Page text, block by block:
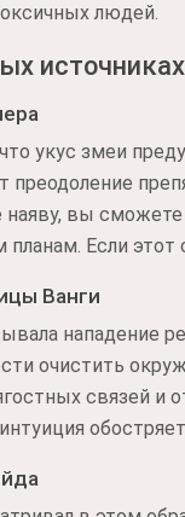
людей.
источниках
укус змеи
наяву, вы
Если этот
Ванги
нападение
очистить
связей и